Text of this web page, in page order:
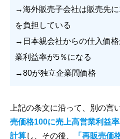
→海外販売子会社は販売先
を負担している
→日本親会社からの仕入価
業利益率が5％になる
→80が独立企業間価格
上記の条文に沿って、別の言
売価格100に売上高営業利益
計算し、その後、
「再販売価